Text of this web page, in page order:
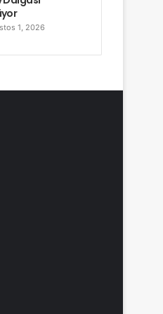
1, 2026